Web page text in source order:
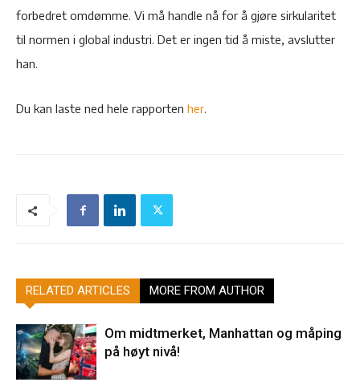
forbedret omdømme. Vi må handle nå for å gjøre sirkularitet
til normen i global industri. Det er ingen tid å miste, avslutter
han.
Du kan laste ned hele rapporten her.
RELATED ARTICLES MORE FROM AUTHOR
Om midtmerket, Manhattan og måping
på høyt nivå!